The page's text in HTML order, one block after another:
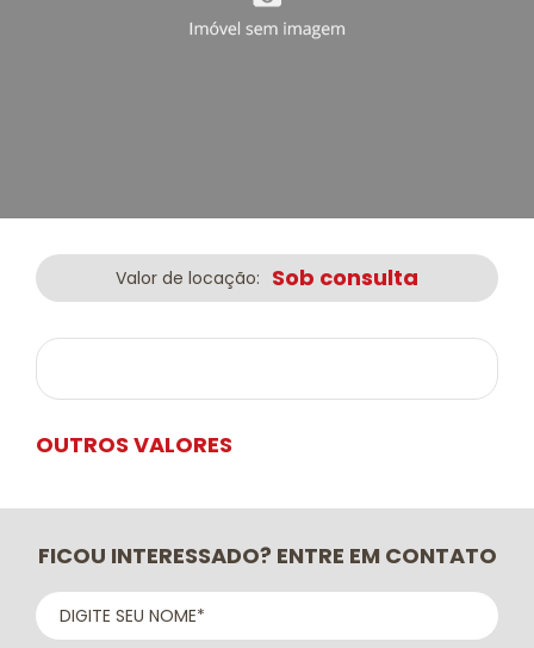
Valor de locação: Sob consulta
OUTROS VALORES
FICOU INTERESSADO? ENTRE EM CONTATO